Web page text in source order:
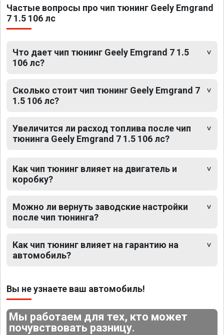
Частые вопросы про чип тюнинг Geely Emgrand
7 1.5 106 лс
Что дает чип тюнинг Geely Emgrand 7 1.5
106 лс?
Сколько стоит чип тюнинг Geely Emgrand 7
1.5 106 лс?
Увеличится ли расход топлива после чип
тюнинга Geely Emgrand 7 1.5 106 лс?
Как чип тюнинг влияет на двигатель и
коробку?
Можно ли вернуть заводские настройки
после чип тюнинга?
Как чип тюнинг влияет на гарантию на
автомобиль?
Вы не узнаете ваш автомобиль!
Мы работаем для тех, кто может
почувствовать разницу.